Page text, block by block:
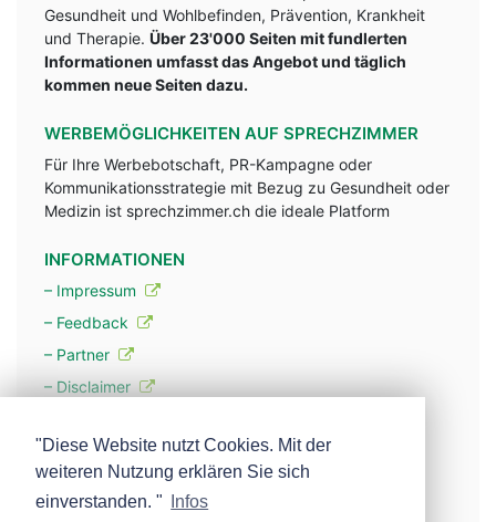
Gesundheit und Wohlbefinden, Prävention, Krankheit
und Therapie. Über 23'000 Seiten mit fundlerten
Informationen umfasst das Angebot und täglich
kommen neue Seiten dazu.
WERBEMÖGLICHKEITEN AUF SPRECHZIMMER
Für Ihre Werbebotschaft, PR-Kampagne oder
Kommunikationsstrategie mit Bezug zu Gesundheit oder
Medizin ist sprechzimmer.ch die ideale Platform
INFORMATIONEN
– Impressum
– Feedback
– Partner
– Disclaimer
– Werbung
– Mehr über unsere Experten
"Diese Website nutzt Cookies. Mit der
weiteren Nutzung erklären Sie sich
einverstanden. "
Infos